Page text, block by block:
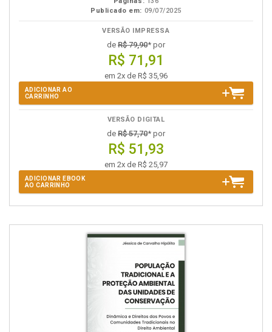
Publicado em: 09/07/2025
VERSÃO IMPRESSA
de R$ 79,90* por
R$ 71,91
em 2x de R$ 35,96
ADICIONAR AO
CARRINHO
VERSÃO DIGITAL
de R$ 57,70* por
R$ 51,93
em 2x de R$ 25,97
ADICIONAR EBOOK
AO CARRINHO